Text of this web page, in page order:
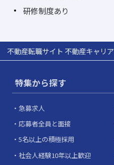
研修制度あり
不動産転職サイト 不動産キャリア
特集から探す
急募求人
応募者全員と面接
5名以上の積極採用
社会人経験10年以上歓迎